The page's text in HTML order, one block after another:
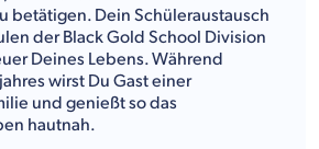
betätigen. Dein Schüleraustausch
der Black Gold School Division
Deines Lebens. Während
wirst Du Gast einer
und genießt so das
hautnah.